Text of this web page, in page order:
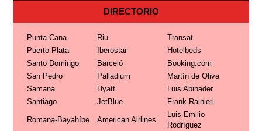
DIRECTORIO
Punta Cana Riu
Transat
Puerto Plata
Iberostar
Hotelbeds
Santo Domingo
Barceló
Booking.com
San Pedro
Palladium
Martín de Oliva
Samaná
Hyatt
Luis Abinader
Santiago
JetBlue Frank Rainieri
Romana-Bayahíbe American Airlines
Luis Emilio
Rodríguez